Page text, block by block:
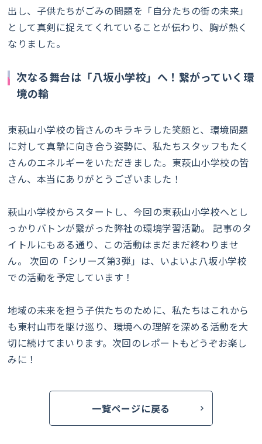
出し、子供たちがごみの問題を「自分たちの街の未来」
として真剣に捉えてくれていることが伝わり、胸が熱く
なりました。
次なる舞台は「八坂小学校」へ！繋がっていく環
境の輪
東萩山小学校の皆さんのキラキラした笑顔と、環境問題
に対して真摯に向き合う姿勢に、私たちスタッフもたく
さんのエネルギーをいただきました。東萩山小学校の皆
さん、本当にありがとうございました！
萩山小学校からスタートし、今回の東萩山小学校へとし
っかりバトンが繋がった弊社の環境学習活動。 記事のタ
イトルにもある通り、この活動はまだまだ終わりませ
ん。 次回の「シリーズ第3弾」は、いよいよ八坂小学校
での活動を予定しています！
地域の未来を担う子供たちのために、私たちはこれから
も東村山市を駆け巡り、環境への理解を深める活動を大
切に続けてまいります。次回のレポートもどうぞお楽し
みに！
一覧ページに戻る